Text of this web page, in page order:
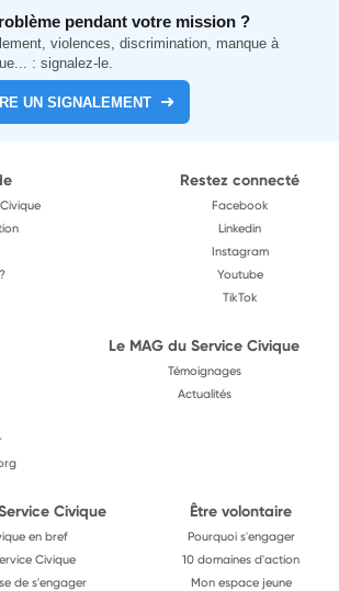
pendant votre mission ?
violences, discrimination, manque à
: signalez-le.
UN SIGNALEMENT
Restez connecté
Facebook
Linkedin
Instagram
Youtube
TikTok
Le MAG du Service Civique
Témoignages
Actualités
Civique
en bref
Civique
de s'engager
Être volontaire
Pourquoi s'engager
10 domaines d'action
Mon espace jeune